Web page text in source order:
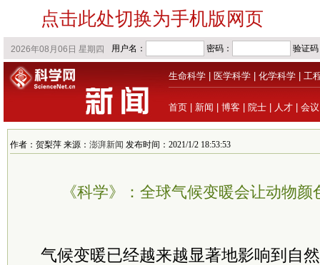
点击此处切换为手机版网页
生命科学 医学科学 化学科学 工
首页 新闻 博客 院士 人才 会议
作者：贺梨萍 来源： 澎湃新闻 发布时间：2021/1/2 18:53:53
《科学》：全球气候变暖会让动物
气候变暖已经越来越显著地影响到自